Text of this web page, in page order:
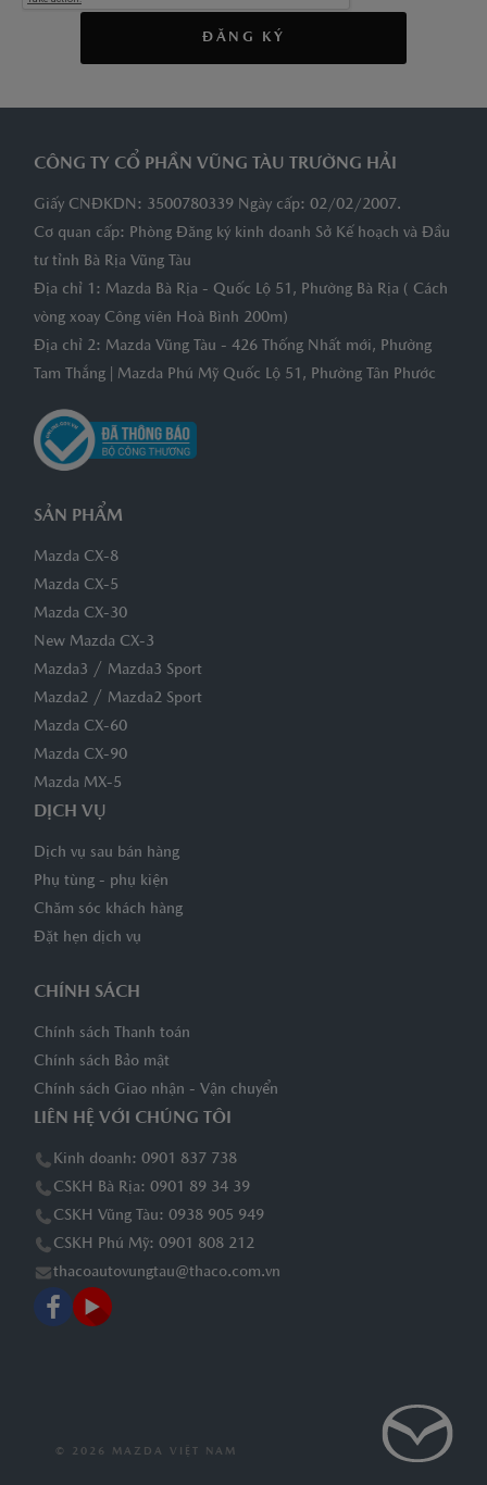
ĐĂNG KÝ
CÔNG TY CỔ PHẦN VŨNG TÀU TRƯỜNG HẢI
Giấy CNĐKDN: 3500780339 Ngày cấp: 02/02/2007.
Cơ quan cấp: Phòng Đăng ký kinh doanh Sở Kế hoạch và Đầu
tư tỉnh Bà Rịa Vũng Tàu
Địa chỉ 1: Mazda Bà Rịa - Quốc Lộ 51, Phường Bà Rịa ( Cách
vòng xoay Công viên Hoà Bình 200m)
Địa chỉ 2: Mazda Vũng Tàu - 426 Thống Nhất mới, Phường
Tam Thắng | Mazda Phú Mỹ Quốc Lộ 51, Phường Tân Phước
SẢN PHẨM
Mazda CX-8
Mazda CX-5
Mazda CX-30
New Mazda CX-3
Mazda3 / Mazda3 Sport
Mazda2 / Mazda2 Sport
Mazda CX-60
Mazda CX-90
Mazda MX-5
DỊCH VỤ
Dịch vụ sau bán hàng
Phụ tùng - phụ kiện
Chăm sóc khách hàng
Đặt hẹn dịch vụ
CHÍNH SÁCH
Chính sách Thanh toán
Chính sách Bảo mật
Chính sách Giao nhận - Vận chuyển
LIÊN HỆ VỚI CHÚNG TÔI
Kinh doanh: 0901 837 738
CSKH Bà Rịa: 0901 89 34 39
CSKH Vũng Tàu: 0938 905 949
CSKH Phú Mỹ: 0901 808 212
thacoautovungtau@thaco.com.vn
© 2026 MAZDA VIỆT NAM